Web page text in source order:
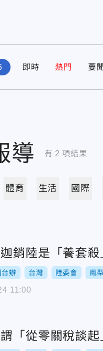
即時 熱門 要聞
導 有 2 項結果
體育 生活 國際
銷陸是「養套
台辦 台灣 陸委會 鳳
11:00
「從零關稅談